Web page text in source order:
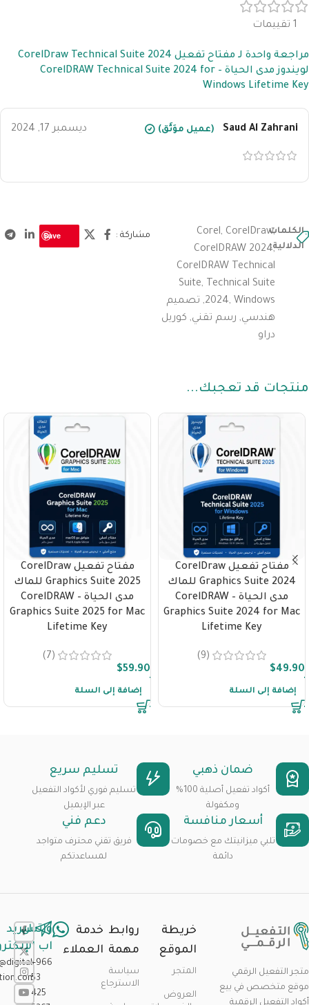
1 تقييمات
مراجعة واحدة لـ
مفتاح تفعيل CorelDraw Technical Suite 2024
لويندوز مدى الحياة – CorelDRAW Technical Suite 2024 for
Windows Lifetime Key
Saud Al Zahrani (عميل موَثَّق) ديسمبر 17, 2024
الكلمات
الدلالية:
Corel, CorelDraw,
CorelDRAW 2024,
CorelDRAW Technical
Suite, Technical Suite
2024, Windows
, تصميم
هندسي, رسم تقني, كوريل
دراو
مشاركة : Save
منتجات قد تعجبك...
مفتاح تفعيل CorelDraw
Graphics Suite 2024 للماك
مدى الحياة – CorelDRAW
Graphics Suite 2024 for Mac
Lifetime Key
(9)
$49.90
إضافة إلى السلة
مفتاح تفعيل CorelDraw
Graphics Suite 2025 للماك
مدى الحياة – CorelDRAW
Graphics Suite 2025 for Mac
Lifetime Key
(7)
$59.90
إضافة إلى السلة
ضمان ذهبي
أكواد تفعيل أصلية 100%
ومكفولة
تسليم سريع
تسليم فوري لأكواد التفعيل
عبر الإيميل
أسعار منافسة
تلبي ميزانيتك مع خصومات
دائمة
دعم فني
فريق تقني محترف متواجد
لمساعدتكم
متجر التفعيل الرقمي
موقع متخصص في بيع
أكواد التفعيل الرقمية
خريطة
الموقع
المتجر
العروض
روابط
مهمة
سياسة
الاسترجاع
خدمة
العملاء
واتس
اب
+966
53
425
البريد